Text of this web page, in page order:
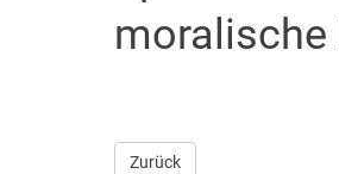
moralische
Zurück